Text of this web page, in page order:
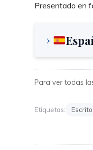
Presentado en
Para ver todas
Etiquetas: